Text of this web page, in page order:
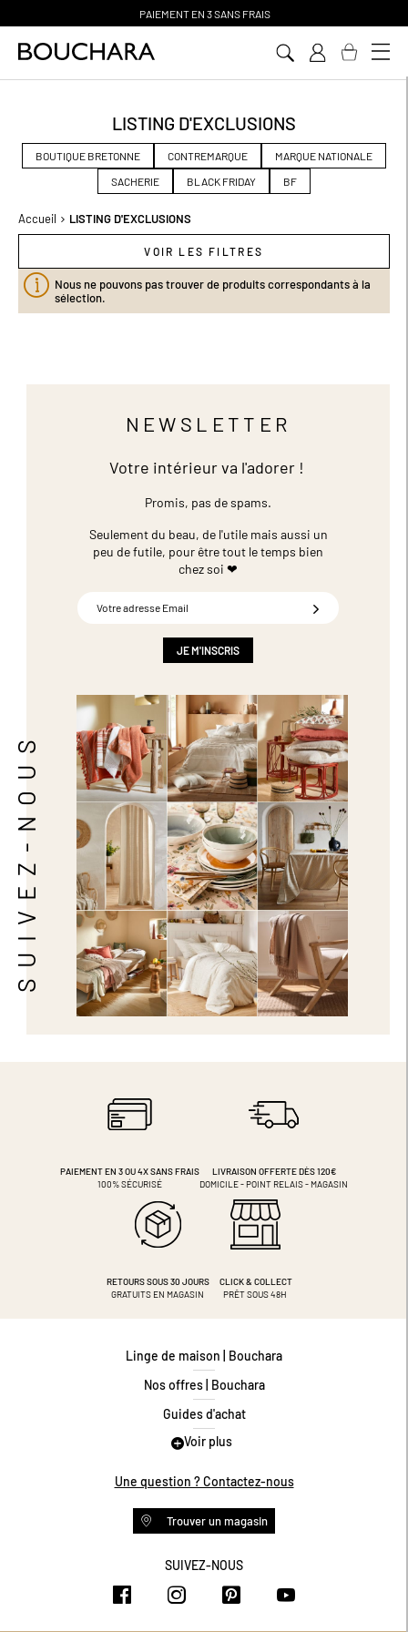
PAIEMENT EN 3 SANS FRAIS
LISTING D'EXCLUSIONS
BOUTIQUE BRETONNE CONTREMARQUE
MARQUE NATIONALE
SACHERIE
BLACK FRIDAY BF
Accueil LISTING D'EXCLUSIONS
VOIR LES FILTRES
Nous ne pouvons pas trouver de produits correspondants à la
sélection.
SUIVEZ-NOUS
NEWSLETTER
Votre intérieur va l'adorer !
Promis, pas de spams.
Seulement du beau, de l'utile mais aussi un
peu de futile, pour être tout le temps bien
chez soi ❤
JE M'INSCRIS
PAIEMENT EN 3 OU 4XSANS FRAIS
100% SÉCURISÉ
LIVRAISON OFFERTE DÈS 120€
DOMICILE - POINT RELAIS - MAGASIN
RETOURS SOUS 30 JOURS
GRATUITS EN MAGASIN
CLICK & COLLECT
PRÊT SOUS 48H
Linge de maison | Bouchara
Nos offres | Bouchara
Guides d'achat
Guide des tailles
Guide matières
Programme de fidélité
Conditions des offres
Livraison et retours
Voir plus
Une question ? Contactez-nous
Trouver un magasin
SUIVEZ-NOUS
https://www.facebook.com/
https://https://